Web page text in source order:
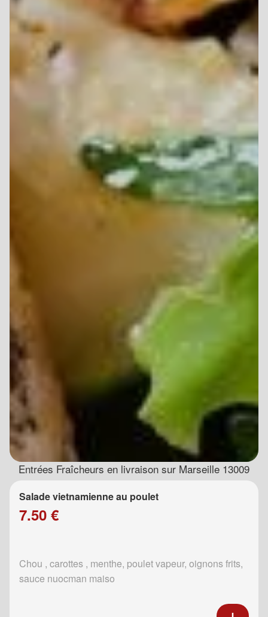
Entrées Fraîcheurs en livraison sur Marseille 13009
Salade vietnamienne au poulet
7.50 €
Chou , carottes , menthe, poulet vapeur, oignons frits,
sauce nuocman maiso